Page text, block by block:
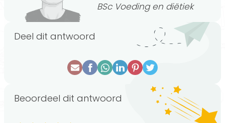
BSc Voeding en diëtiek
Deel dit antwoord
Beoordeel dit antwoord